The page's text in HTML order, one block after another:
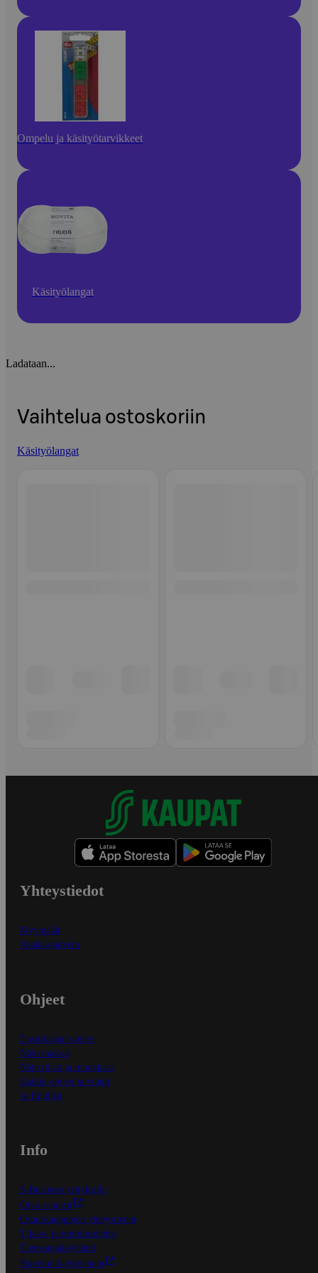
Ompelu ja käsityötarvikkeet
Käsityölangat
Ladataan...
Vaihtelua ostoskoriin
Käsityölangat
Yhteystiedot
Myymälät
Asiakaspalvelu
Ohjeet
Ensitilaajan ohjeet
Näin maksat
Näin tilaat ja muokkaat
Kaikki ohjeet ja vinkit
In English
Info
S-Business yrityksille
Oiva-raportit
Osuuskauppojen yhteystiedot
Tilaus- ja toimitusehdot
Tietosuojakäytäntö
Palvelun käyttöehdot